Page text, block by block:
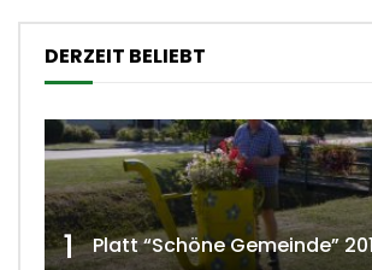
DERZEIT BELIEBT
1 Platt “Schöne Gemeinde”